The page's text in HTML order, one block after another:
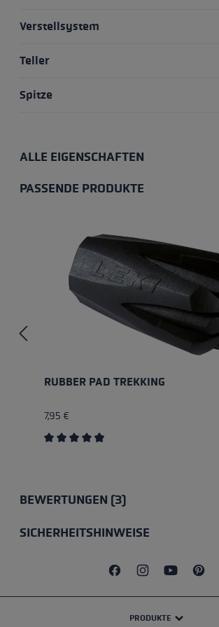
Verstellsystem
Teller
Spitze
ALLE EIGENSCHAFTEN
PASSENDE PRODUKTE
RUBBER PAD TREKKING
7,95 €
BEWERTUNGEN (3)
SICHERHEITSHINWEISE
PRODUKTE